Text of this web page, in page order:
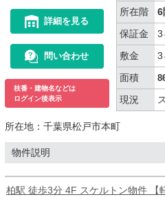
詳細を見る
問い合わせ
枝番・建物名などは
ログイン後表示
所在階
6
保証金
3
敷金
3
面積
現況
所在地： 千葉県松戸市本町
物件説明
柏駅 徒歩3分 4F スケルトン物件 【